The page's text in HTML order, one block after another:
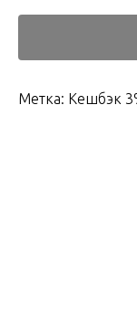
Метка: Кешбэк